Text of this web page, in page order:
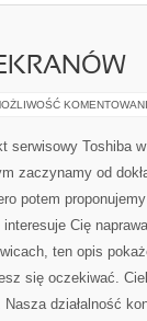
serwisowy Toshiba
zaczynamy od
potem
Cię
ten opis
się oczekiwać.
działalność